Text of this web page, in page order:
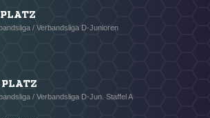
/ Verbandsliga D-Junioren
/ Verbandsliga D-Jun. Staffel A